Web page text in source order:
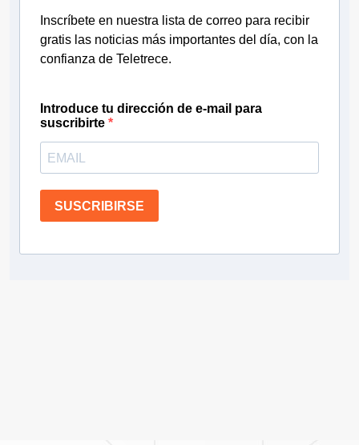
Inscríbete en nuestra lista de correo para recibir
gratis las noticias más importantes del día, con la
confianza de Teletrece.
Introduce tu dirección de e-mail para
suscribirte
SUSCRIBIRSE